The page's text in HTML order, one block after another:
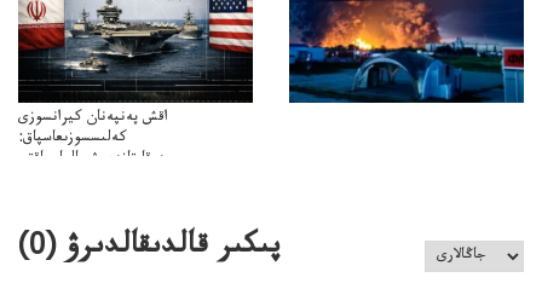
اقش پەنپەنان كيرانسوزى
كەلىسسوزىعاسپاق:
دوقايتازدەسۋىجالعاسپاقتى
پىكىر قالدىقالدىرۋ (0
)